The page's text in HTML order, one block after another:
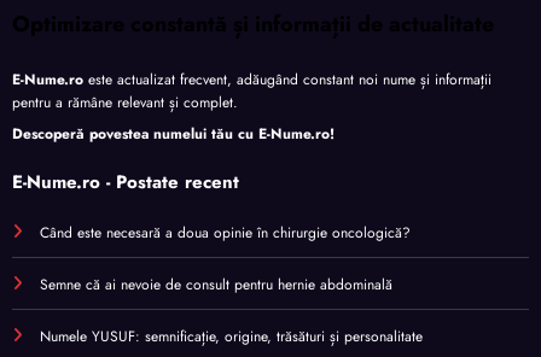
Optimizare constantă și informații de actualitate
E-Nume.ro este actualizat frecvent, adăugând constant noi nume și informații
pentru a rămâne relevant și complet.
Descoperă povestea numelui tău cu E-Nume.ro!
E-Nume.ro - Postate recent
Când este necesară a doua opinie în chirurgie oncologică?
Semne că ai nevoie de consult pentru hernie abdominală
Numele YUSUF: semnificație, origine, trăsături și personalitate